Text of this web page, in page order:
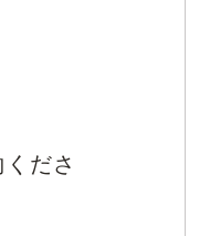
くださ